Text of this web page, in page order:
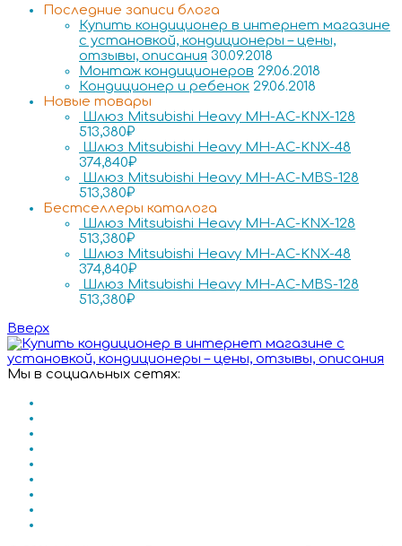
Последние записи блога
Купить кондиционер в интернет магазине
с установкой, кондиционеры – цены,
отзывы, описания 30.09.2018
Монтаж кондиционеров 29.06.2018
Кондиционер и ребенок 29.06.2018
Новые товары
Шлюз Mitsubishi Heavy MH-AC-KNX-128
513,380₽
Шлюз Mitsubishi Heavy MH-AC-KNX-48
374,840₽
Шлюз Mitsubishi Heavy MH-AC-MBS-128
513,380₽
Бестселлеры каталога
Шлюз Mitsubishi Heavy MH-AC-KNX-128
513,380₽
Шлюз Mitsubishi Heavy MH-AC-KNX-48
374,840₽
Шлюз Mitsubishi Heavy MH-AC-MBS-128
513,380₽
Вверх
Мы в социальных сетях: